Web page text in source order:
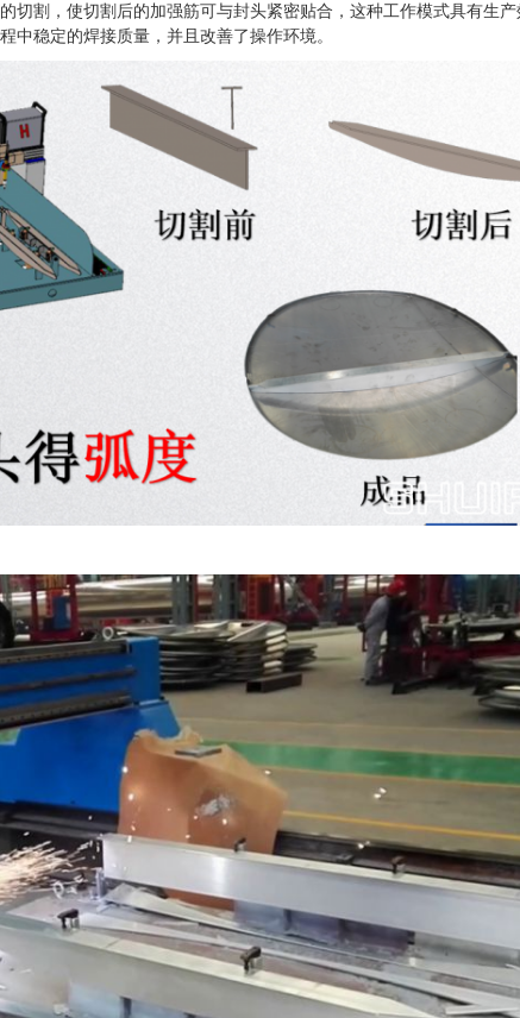
切割，使切割后的加强筋可与封头紧密贴合，这种工作模式具有生
中稳定的焊接质量，并且改善了操作环境。